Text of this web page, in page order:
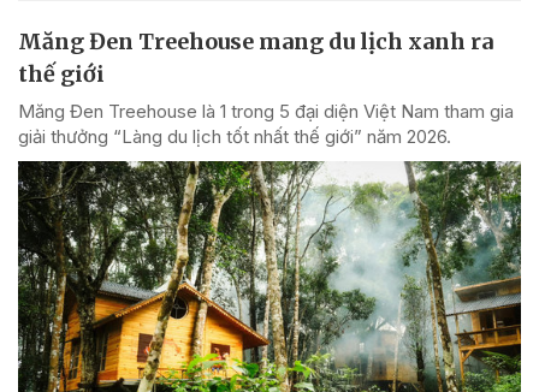
Măng Đen Treehouse mang du lịch xanh ra
thế giới
Măng Đen Treehouse là 1 trong 5 đại diện Việt Nam tham gia
giải thưởng “Làng du lịch tốt nhất thế giới” năm 2026.